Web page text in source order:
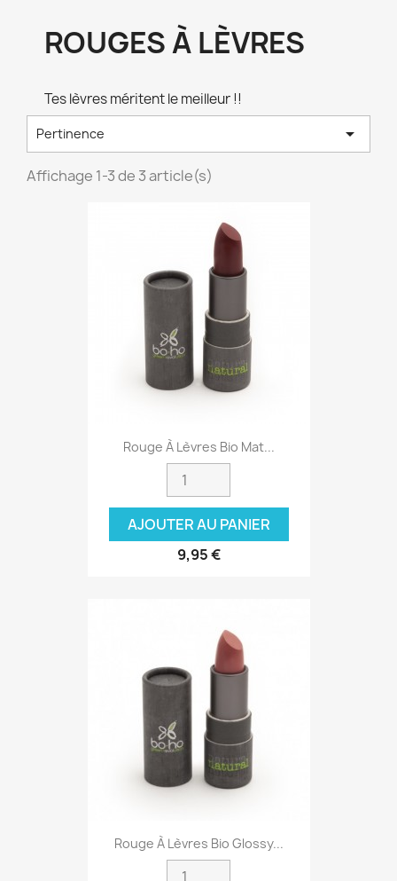
ROUGES À LÈVRES
Tes lèvres méritent le meilleur !!
Pertinence 
Affichage 1-3 de 3 article(s)
Rouge À Lèvres Bio Mat...
AJOUTER AU PANIER
9,95 €
Rouge À Lèvres Bio Glossy...